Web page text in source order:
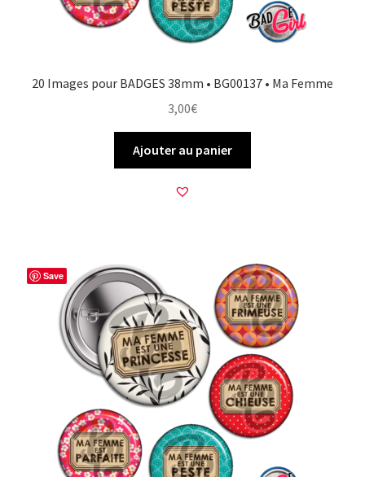
20 Images pour BADGES 38mm • BG00137 • Ma Femme
3,00€
Ajouter au panier
Save